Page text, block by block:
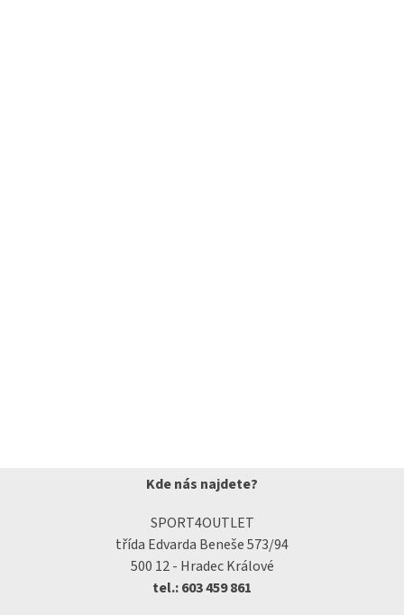
Kde nás najdete?
SPORT4OUTLET
třída Edvarda Beneše 573/94
500 12 - Hradec Králové
tel.: 603 459 861